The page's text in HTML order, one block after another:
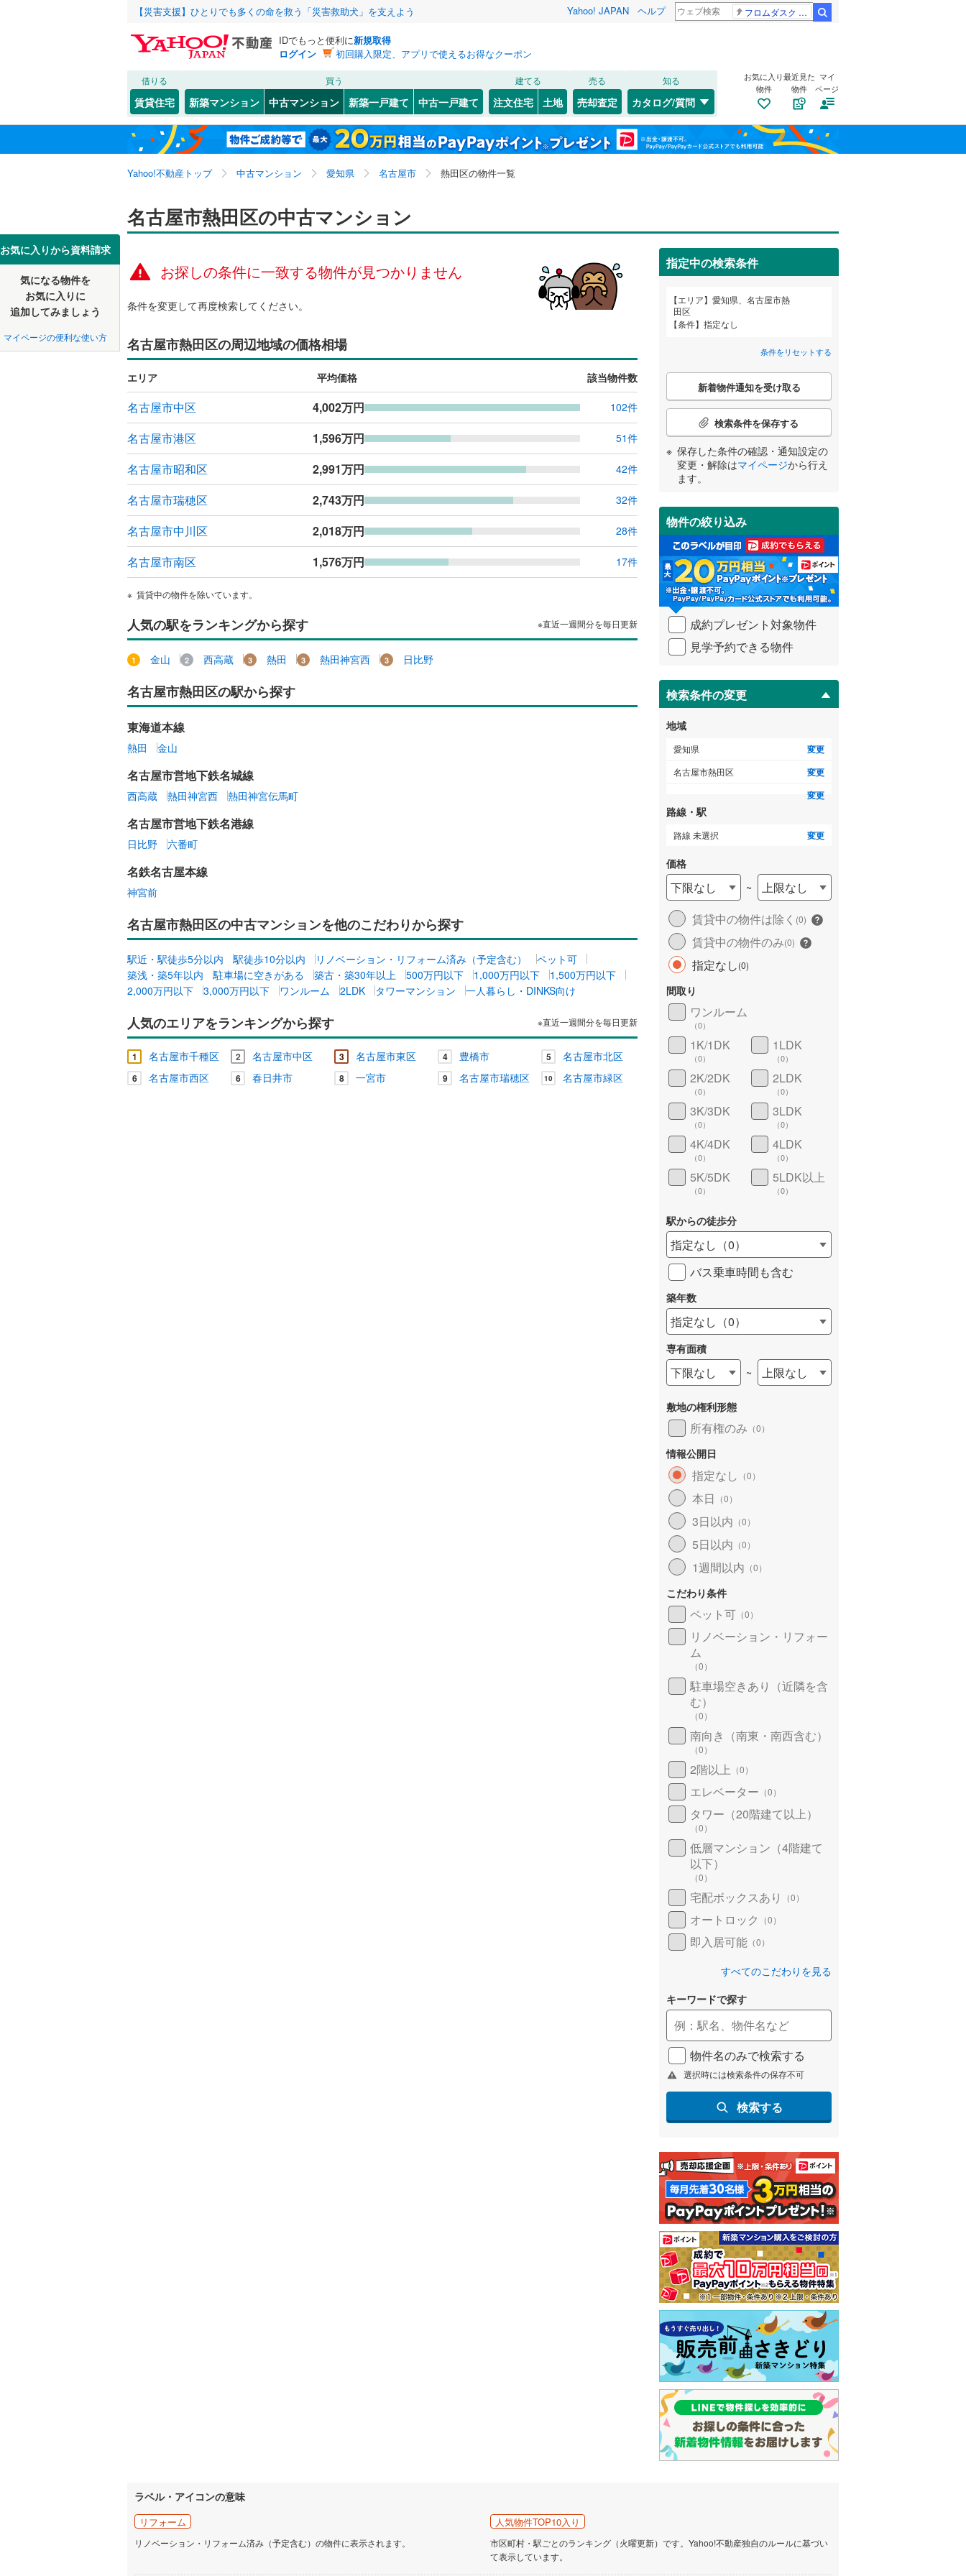
【災害支援】ひとりでも多くの命を救う「災害救助犬」を支えよう Yahoo! JAPAN ヘルプ フロムダスク CBC賞
IDでもっと便利に新規取得
ログイン
初回購入限定、アプリで使えるお得なクーポン
借りる
賃貸住宅
買う
新築マンション 中古マンション 新築一戸建て 中古一戸建て
建てる
注文住宅 土地
売る
売却査定
知る
カタログ/質問
お気に入り
物件
最近見た
物件
マイ
ページ
Yahoo!不動産トップ 中古マンション 愛知県 名古屋市 熱田区の物件一覧
お気に入りから資料請求
気になる物件を
お気に入りに
追加してみましょう
マイページの便利な使い方
名古屋市熱田区の中古マンション
お探しの条件に一致する物件が見つかりません
条件を変更して再度検索してください。
名古屋市熱田区の周辺地域の価格相場
エリア 平均価格 該当物件数
名古屋市中区 4,002万円 102件
名古屋市港区 1,596万円 51件
名古屋市昭和区 2,991万円 42件
名古屋市瑞穂区 2,743万円 32件
名古屋市中川区 2,018万円 28件
名古屋市南区 1,576万円 17件
賃貸中の物件を除いています。
人気の駅をランキングから探す ※直近一週間分を毎日更新
金山 西高蔵 熱田 熱田神宮西 日比野
名古屋市熱田区の駅から探す
東海道本線
熱田 金山
名古屋市営地下鉄名城線
西高蔵 熱田神宮西 熱田神宮伝馬町
名古屋市営地下鉄名港線
日比野 六番町
名鉄名古屋本線
神宮前
名古屋市熱田区の中古マンションを他のこだわりから探す
駅近・駅徒歩5分以内 駅徒歩10分以内 リノベーション・リフォーム済み（予定含む）
ペット可
築浅・築5年以内
駐車場に空きがある 築古・築30年以上 500万円以下 1,000万円以下
1,500万円以下
2,000万円以下
3,000万円以下 ワンルーム 2LDK タワーマンション 一人暮らし・DINKS向け
人気のエリアをランキングから探す ※直近一週間分を毎日更新
1 名古屋市千種区 2 名古屋市中区 3 名古屋市東区 4 豊橋市 5 名古屋市北区
6 名古屋市西区 6 春日井市 8 一宮市 9 名古屋市瑞穂区 10 名古屋市緑区
指定中の検索条件
エリア
愛知県、名古屋市熱
田区
条件
指定なし
条件をリセットする
こ
検
条
件
受
け
取
る
・
条
件
を
イ
ペ
ジ
に
保
存
す
る
新着物件通知を受け取る
検索条件を保存する
保存した条件の確認・通知設定の
変更・解除はマイページから行え
ます。
物件の絞り込み
成約プレゼント対象物件
見学予約できる物件
検索条件の変更
地域
愛知県 変更
名古屋市熱田区
変更
変更
路線・駅
路線 未選択 変更
価格
下限なし ~
上限なし
賃貸中の物件は除く (0)
賃貸中の物件のみ(0)
指定なし(0)
間取り
ワンルーム
（0）
1K/1DK
（0）
1LDK
（0）
2K/2DK
（0）
2LDK
（0）
3K/3DK
（0）
3LDK
（0）
4K/4DK
（0）
4LDK
（0）
5K/5DK
（0）
5LDK以上
（0）
駅からの徒歩分
指定なし （0）
バス乗車時間も含む
築年数
指定なし （0）
専有面積
下限なし ~ 上限なし
敷地の権利形態
所有権のみ （0）
情報公開日
指定なし （0）
本日 （0）
3日以内 （0）
5日以内 （0）
1週間以内 （0）
こだわり条件
ペット可 （0）
リノベーション・リフォー
ム
（0）
駐車場空きあり（近隣を含
む）
（0）
南向き（南東・南西含む）
（0）
2階以上 （0）
エレベーター （0）
タワー（20階建て以上）
（0）
低層マンション（4階建て
以下）
（0）
宅配ボックスあり （0）
オートロック （0）
即入居可能 （0）
すべてのこだわりを見る
キーワードで探す
物件名のみで検索する
選択時には検索条件の保存不可
検索する
ラベル・アイコンの意味
リフォーム
リノベーション・リフォーム済み（予定含む）の物件に表示されます。
人気物件TOP10入り
市区町村・駅ごとのランキング（火曜更新）です。Yahoo!不動産独自のルールに基づい
て表示しています。
北海道 北海道
東北 青森 岩手 宮城 秋田 山形 福島
関東 東京 神奈川 埼玉 千葉
信越・北陸 新潟 長野
奈良
四国 徳島 香川 愛媛 高知
九州・沖縄 佐賀 長崎 熊本 大分 鹿児島 沖縄
該当物件 この条件で検索する 市区町村を選択する
名古屋市 千種区(148) 東区(83) 北区(47)
西区(40) 中村区(46) 中区(193)
昭和区
(47 ) 瑞穂区 (36
中川区(32)
守山区(48) 緑区(43) 名東区(84)
天白区
(75)
愛知県のそのほ
豊橋市 一宮市(22)
春日井市(45)
豊川市(17) 津島市(3)
22) (41)
3) 蒲郡市(8) 犬山市(0)
3) 小牧市(12)
8) 新城市(0) 東海市 ( 19)
15) 知多市(11
尾張旭市(10) 高浜市(2) 岩倉市(6)
豊明市(8) 日進市(24) 田原市(0)
愛西市(1) 清須市(2) 北名古屋市(5)
あま市(4)
長久手市
愛知郡東郷町(1) 西春日井郡豊山町( 1)
丹羽郡大口町(0) 海部郡大治町 ( 4)
海部郡蟹江町
知多郡阿久比町(0)
知多郡東浦町(2) 知多郡南知多町(10) 知多郡美浜町(0)
該当物件 この条件で検索する 市区町村以下を選択する
一番(4) 切戸町(1) 五番町(1)
新尾頭(2) 外土居町(1) 大宝(1)
伝馬( 西野町 (1
南一番町(1)
六番(1) 旗屋町(1)
該当物件 この条件で検索する
JR 東海道本線(0) 飯田線(0) 中央本線（JR東海）(0)
武豊線(0) 関西本線（JR東海）(0) 東海道新幹線
地下鉄 名古屋市営地下鉄東山線(0) 名古屋市営地下鉄名城線(0) 名古屋市営地下鉄鶴舞線(0)
私鉄・その他 愛知環状鉄道 (0)
愛知高速交通リニモ(0)
名鉄名古屋本線(0) 名鉄西尾線(0)
名鉄三河線
名鉄豊田線(0)
名鉄河和線(0)
名鉄知多新線(0) 名鉄津島線(0)
名鉄犬山線(0) 名鉄小牧線(0)
名鉄瀬戸線(0) 名鉄空港線(0) 近鉄名古屋線(0)
該当物件 この条件で検索する 駅を選択する
該当物件 この条件で検索する
こだわり条件 リフォーム、リノベーション
リノベーション・リフォーム
（0）
築古・築30年以上（0）
共用設備
宅配ボックスあり
トランクルーム（0） エレベーター（0） バイク置き場（0）
駐車場空きあり（近隣を含む）
（0 ）
（ 防犯カメラ（0）
管理・管理規約
ペット可（0）
配置、向き、建ち方、日当たり
（0）
南向き（南東・南西含む）
（0）
2階以上（0）
階下に住戸なし（0） メゾネット（0） 最上階（0）
耐震構造（0） 免震構造（0） 制震構造（0）
大規模（総戸数200以上）
タワー（20階建て以上）（0）
低層マンション（4階建て以
下）（0）
最寄りの駅が始発駅 海まで2km以内（0） 小学校まで1km以内（0）
共用施設
コンシェルジュサービス ゲストルーム（0
ＴＶモニタ付インターホン
（0）
（0）
キッチン
独立型キッチン（0 ） 対面キッチン（0）
浴室
浴室乾燥機あり （0） 浴室に窓あり （0 ）
ワイドバルコニー（0）
詳しく見る
該当物件 この条件で検索する
検索条件を保存しました
この検索条件の新着物件通知は、 マイページから設定できます。
愛知県、名古屋市熱田区
検索条件を保存する